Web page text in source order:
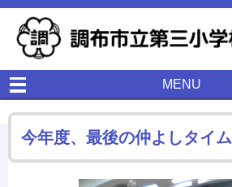
MENU
今年度、最後の仲よしタイム